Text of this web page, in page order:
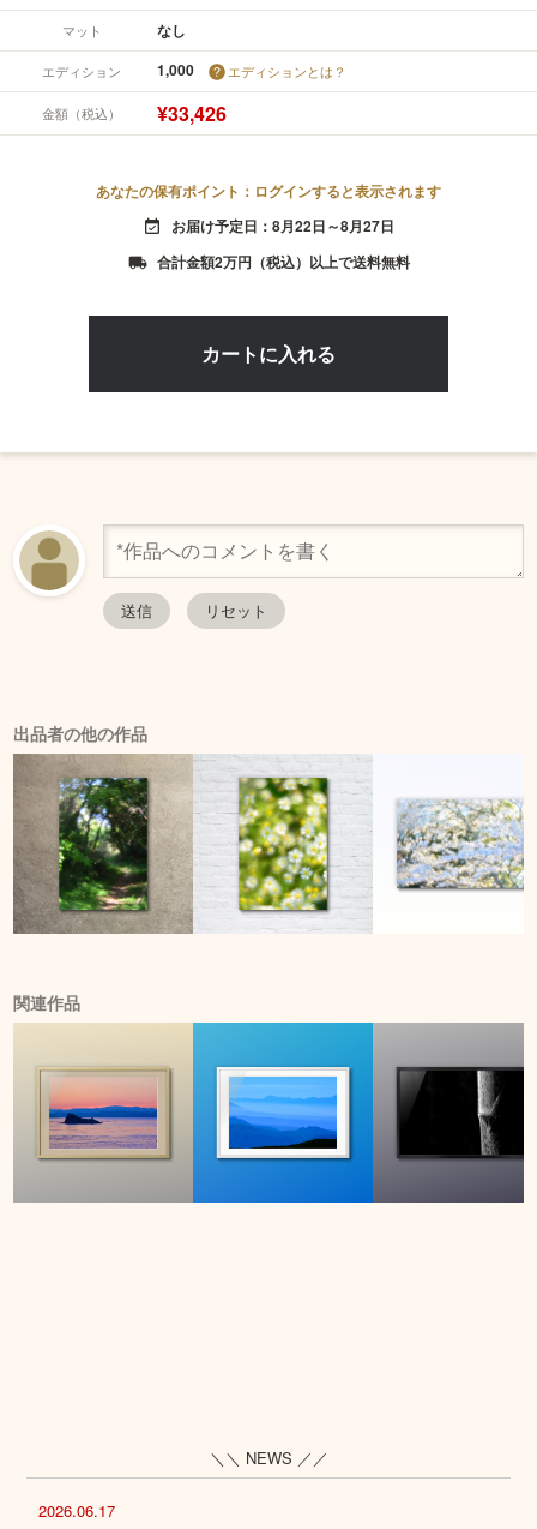
マット なし
エディション 1,000 エディションとは？
金額（税込） ¥33,426
あなたの保有ポイント：ログインすると表示されます
event_available お届け予定日：8月22日～8月27日
local_shipping 合計金額2万円（税込）以上で送料無料
出品者の他の作品
関連作品
＼＼ NEWS ／／
2026.06.17